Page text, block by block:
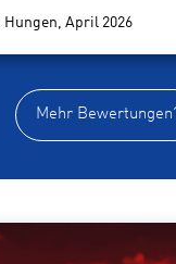
April 2026
Mehr